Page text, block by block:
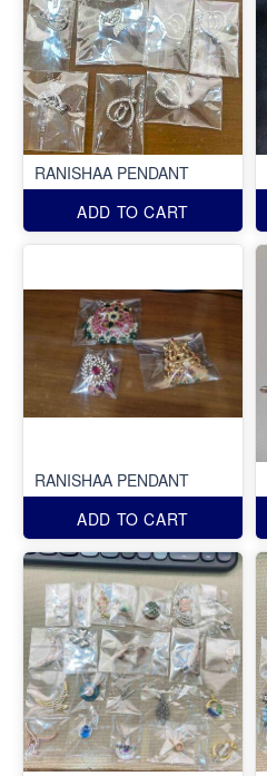
RANISHAA PENDANT
ADD TO CART
RANISHAA PENDANT
ADD TO CART